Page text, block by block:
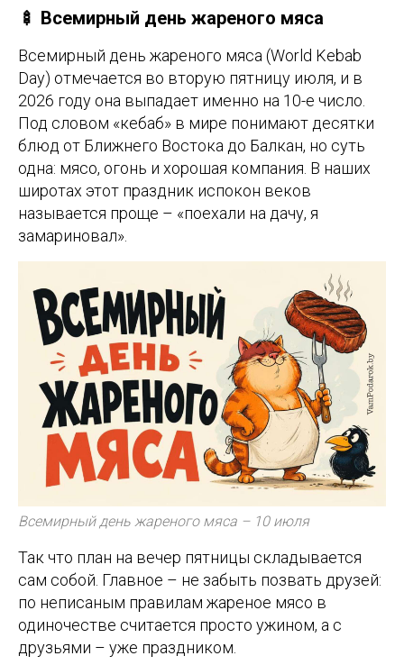
🍢 Всемирный день жареного мяса
Всемирный день жареного мяса (World Kebab
Day) отмечается во вторую пятницу июля, и в
2026 году она выпадает именно на 10-е число.
Под словом «кебаб» в мире понимают десятки
блюд от Ближнего Востока до Балкан, но суть
одна: мясо, огонь и хорошая компания. В наших
широтах этот праздник испокон веков
называется проще – «поехали на дачу, я
замариновал».
Всемирный день жареного мяса – 10 июля
Так что план на вечер пятницы складывается
сам собой. Главное – не забыть позвать друзей:
по неписаным правилам жареное мясо в
одиночестве считается просто ужином, а с
друзьями – уже праздником.